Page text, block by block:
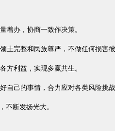
办，协商一致作决策。
完整和民族尊严，不做任何损害彼
利益，实现多赢共生。
己的事情，合力应对各类风险挑战
不断发扬光大。